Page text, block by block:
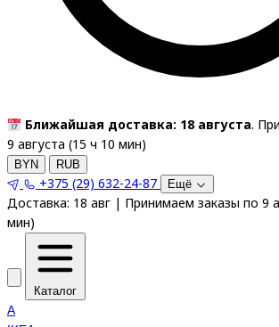
Ближайшая доставка: 18 августа.
9 августа (15 ч 10 мин)
BYN RUB
+375 (29) 632-24-87 Ещё
Доставка: 18 авг | Принимаем заказы по 9
мин)
Каталог
A